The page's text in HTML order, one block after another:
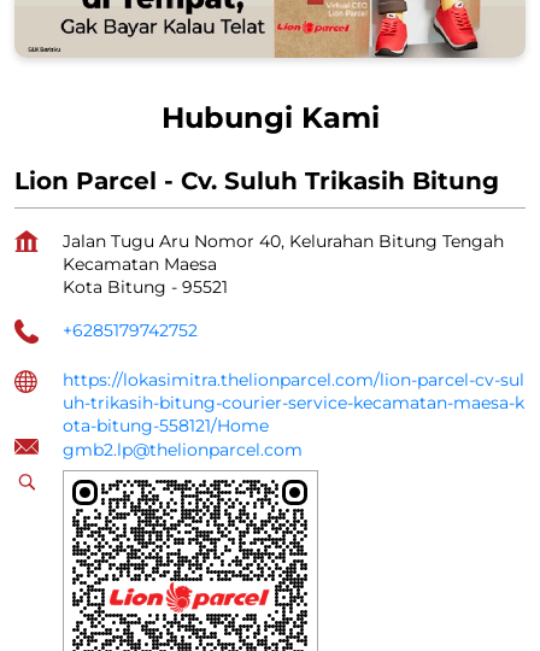
Hubungi Kami
Lion Parcel - Cv. Suluh Trikasih Bitung
Jalan Tugu Aru Nomor 40, Kelurahan Bitung Tengah
Kecamatan Maesa
Kota Bitung - 95521
+6285179742752
https://lokasimitra.thelionparcel.com/lion-parcel-cv-sul
uh-trikasih-bitung-courier-service-kecamatan-maesa-k
ota-bitung-558121/Home
gmb2.lp@thelionparcel.com